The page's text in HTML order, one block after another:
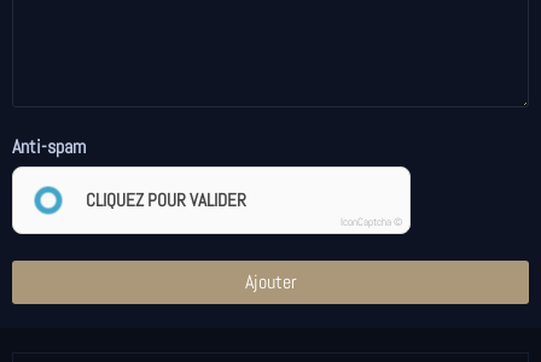
Anti-spam
CLIQUEZ POUR VALIDER
IconCaptcha ©
Ajouter